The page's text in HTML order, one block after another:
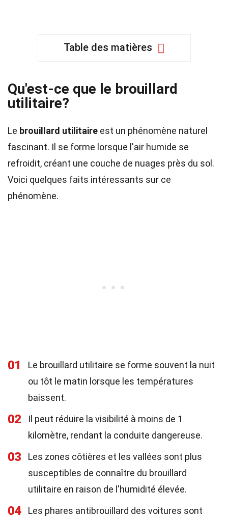
Table des matières
Qu'est-ce que le brouillard
utilitaire?
Le brouillard utilitaire est un phénomène naturel
fascinant. Il se forme lorsque l'air humide se
refroidit, créant une couche de nuages près du sol.
Voici quelques faits intéressants sur ce
phénomène.
01
Le brouillard utilitaire se forme souvent la nuit
ou tôt le matin lorsque les températures
baissent.
02
Il peut réduire la visibilité à moins de 1
kilomètre, rendant la conduite dangereuse.
03
Les zones côtières et les vallées sont plus
susceptibles de connaître du brouillard
utilitaire en raison de l'humidité élevée.
04
Les phares antibrouillard des voitures sont